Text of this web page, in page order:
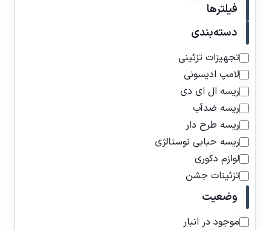
فیلترها
دسته‌بندی
تجهیزات تزئینی
لامپ ادیسونی
ریسه ال ای دی
ریسه ضدآب
ریسه طرح دار
ریسه حبابی نوستالژی
لوازم دکوری
تزئینات جشن
وضعیت
موجود در انبار